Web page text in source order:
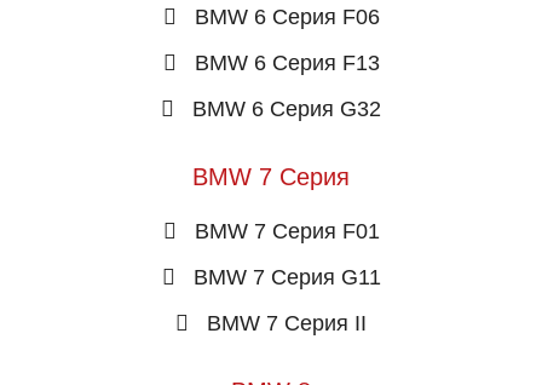
BMW 6 Серия F06
BMW 6 Серия F13
BMW 6 Серия G32
BMW 7 Серия
BMW 7 Серия F01
BMW 7 Серия G11
BMW 7 Серия II